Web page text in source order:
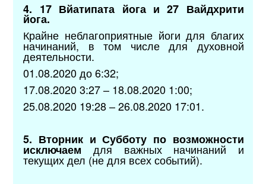
4. 17 Вйатипата йога и 27 Вайдхрити
йога.
Крайне неблагоприятные йоги для благих
начинаний, в том числе для духовной
деятельности.
01.08.2020 до 6:32;
17.08.2020 3:27 – 18.08.2020 1:00;
25.08.2020 19:28 – 26.08.2020 17:01.
5. Вторник и Субботу по возможности
исключаем для важных начинаний и
текущих дел (не для всех событий).